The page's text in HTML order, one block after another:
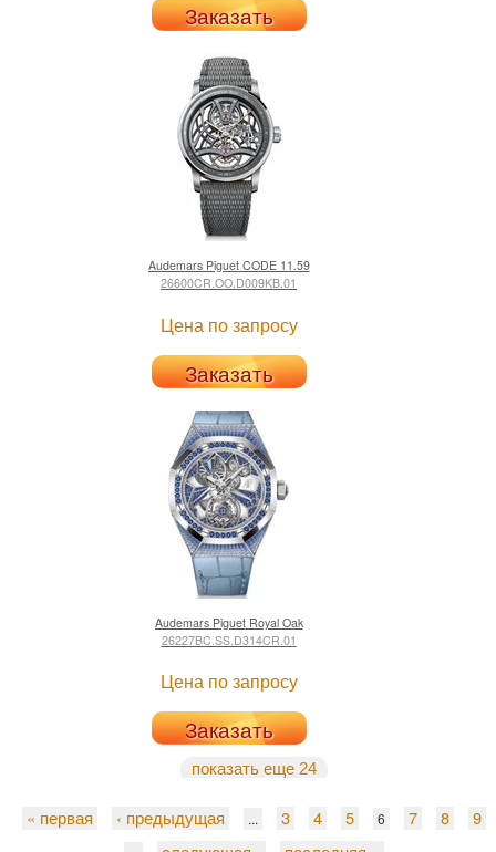
Заказать
Audemars PiguetCODE 11.59
26600CR.OO.D009KB.01
Цена по запросу
Заказать
Audemars PiguetRoyal Oak
26227BC.SS.D314CR.01
Цена по запросу
Заказать
показать еще 24
« первая ‹ предыдущая ... 3 4 5 6 7 8 9